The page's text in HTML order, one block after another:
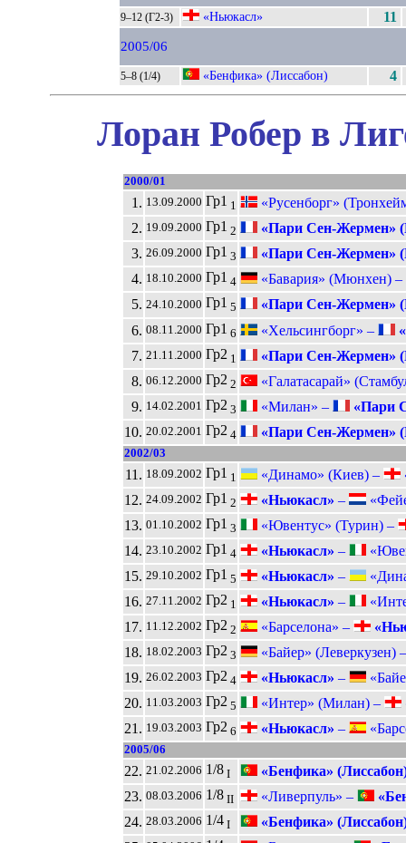
9–12 (Г2-3) «Ньюкасл» 11
2005/06
5–8 (1/4) «Бенфика» (Лиссабон) 4
Лоран Робер в
2000/01
1. 13.09.2000 Гр1 1
«Русенборг»
2. 19.09.2000 Гр1 2
«Пари Сен-Жермен»
3. 26.09.2000 Гр1 3
«Пари Сен-Жермен»
4. 18.10.2000 Гр1 4
«Бавария» (Мюнхен) –
5. 24.10.2000 Гр1 5
«Пари Сен-Жермен»
6. 08.11.2000 Гр1 6 «Хельсингборг» –
7. 21.11.2000 Гр2 1
«Пари Сен-Жермен»
8. 06.12.2000 Гр2 2
«Галатасарай»
9. 14.02.2001 Гр2 3 «Милан» –
«Пари
10. 20.02.2001 Гр2 4 «Пари Сен-Жермен»
2002/03
11. 18.09.2002 Гр1 1 «Динамо» (Киев) –
12. 24.09.2002 Гр1 2 «Ньюкасл» –
13. 01.10.2002 Гр1 3
«Ювентус» (Турин) –
14. 23.10.2002 Гр1 4 «Ньюкасл» –
15. 29.10.2002 Гр1 5 «Ньюкасл» –
16. 27.11.2002 Гр2 1 «Ньюкасл» –
17. 11.12.2002 Гр2 2 «Барселона» –
18. 18.02.2003 Гр2 3
«Байер» (Леверкузен)
19. 26.02.2003 Гр2 4 «Ньюкасл» –
20. 11.03.2003 Гр2 5 «Интер» (Милан) –
21. 19.03.2003 Гр2 6 «Ньюкасл» –
2005/06
22. 21.02.2006 1/8 I
«Бенфика»
23. 08.03.2006 1/8 II «Ливерпуль» –
24. 28.03.2006 1/4 I
«Бенфика»